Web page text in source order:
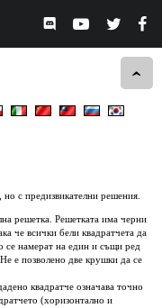
с предизвикателни решения.
решетка. Решетката има черни
че всички бели квадратчета да
се намерат на един и същи ред
е позволено две крушки да се
квадратче означава точно
(хоризонтално и